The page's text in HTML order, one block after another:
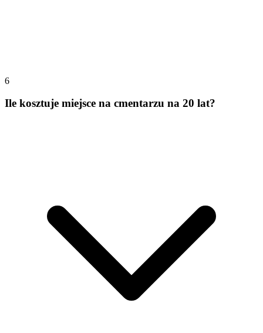
6
Ile kosztuje miejsce na cmentarzu na 20 lat?